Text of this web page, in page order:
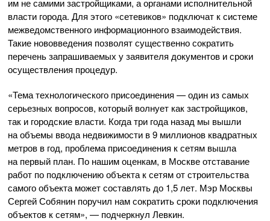
им не самими застройщиками, а органами исполнительной
власти города. Для этого «сетевиков» подключат к системе
межведомственного информационного взаимодействия.
Такие нововведения позволят существенно сократить
перечень запрашиваемых у заявителя документов и сроки
осуществления процедур.
«Тема технологического присоединения — один из самых
серьезных вопросов, который волнует как застройщиков,
так и городские власти. Когда три года назад мы вышли
на объемы ввода недвижимости в 9 миллионов квадратных
метров в год, проблема присоединения к сетям вышла
на первый план. По нашим оценкам, в Москве отставание
работ по подключению объекта к сетям от строительства
самого объекта может составлять до 1,5 лет. Мэр Москвы
Сергей Собянин поручил нам сократить сроки подключения
объектов к сетям», — подчеркнул Левкин.